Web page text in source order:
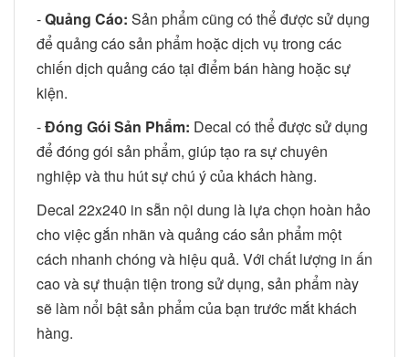
-Quảng Cáo: Sản phẩm cũng có thể được sử dụng
để quảng cáo sản phẩm hoặc dịch vụ trong các
chiến dịch quảng cáo tại điểm bán hàng hoặc sự
kiện.
-Đóng Gói Sản Phẩm: Decal có thể được sử dụng
để đóng gói sản phẩm, giúp tạo ra sự chuyên
nghiệp và thu hút sự chú ý của khách hàng.
Decal 22x240 in sẵn nội dung là lựa chọn hoàn hảo
cho việc gắn nhãn và quảng cáo sản phẩm một
cách nhanh chóng và hiệu quả. Với chất lượng in ấn
cao và sự thuận tiện trong sử dụng, sản phẩm này
sẽ làm nổi bật sản phẩm của bạn trước mắt khách
hàng.